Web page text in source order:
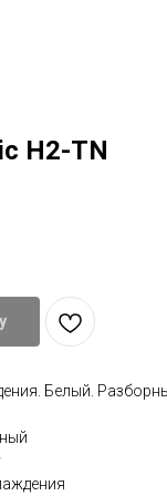
H2-TN
Белый.